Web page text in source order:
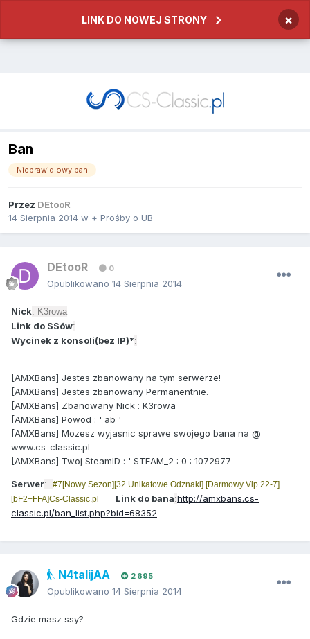
LINK DO NOWEJ STRONY ×
Ban
Nieprawidlowy ban
Przez DEtooR
14 Sierpnia 2014 w + Prośby o UB
DEtooR 0
Opublikowano 14 Sierpnia 2014
Nick: K3rowa
Link do SSów:
Wycinek z konsoli(bez IP)*:
[AMXBans] Jestes zbanowany na tym serwerze!
[AMXBans] Jestes zbanowany Permanentnie.
[AMXBans] Zbanowany Nick : K3rowa
[AMXBans] Powod : ' ab '
[AMXBans] Mozesz wyjasnic sprawe swojego bana na @
www.cs-classic.pl
[AMXBans] Twoj SteamID : ' STEAM_2 : 0 : 1072977
Serwer: #7[Nowy Sezon][32 Unikatowe Odznaki] [Darmowy Vip 22-7]
[bF2+FFA]Cs-Classic.pl Link do bana:http://amxbans.cs-
classic.pl/ban_list.php?bid=68352
N4talijAA 2 695
Opublikowano 14 Sierpnia 2014
Gdzie masz ssy?